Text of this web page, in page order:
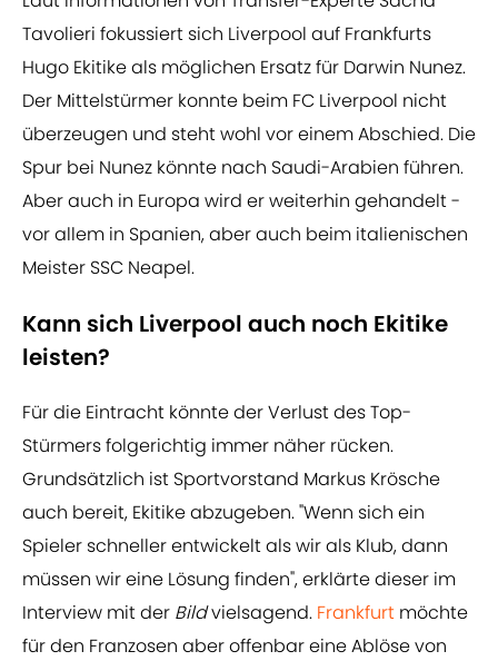
Tavolieri fokussiert sich Liverpool auf Frankfurts
Hugo Ekitike als möglichen Ersatz für Darwin Nunez.
Der Mittelstürmer konnte beim FC Liverpool nicht
überzeugen und steht wohl vor einem Abschied. Die
Spur bei Nunez könnte nach Saudi-Arabien führen.
Aber auch in Europa wird er weiterhin gehandelt -
vor allem in Spanien, aber auch beim italienischen
Meister SSC Neapel.
Kann sich Liverpool auch noch Ekitike
leisten?
Für die Eintracht könnte der Verlust des Top-
Stürmers folgerichtig immer näher rücken.
Grundsätzlich ist Sportvorstand Markus Krösche
auch bereit, Ekitike abzugeben. "Wenn sich ein
Spieler schneller entwickelt als wir als Klub, dann
müssen wir eine Lösung finden", erklärte dieser im
Interview mit der Bildvielsagend. Frankfurt möchte
für den Franzosen aber offenbar eine Ablöse von